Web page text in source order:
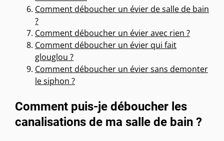
Comment déboucher un évier de salle de bain
?
Comment déboucher un évier avec rien ?
Comment déboucher un évier qui fait
glouglou ?
Comment déboucher un évier sans demonter
le siphon ?
Comment puis-je déboucher les
canalisations de ma salle de bain ?